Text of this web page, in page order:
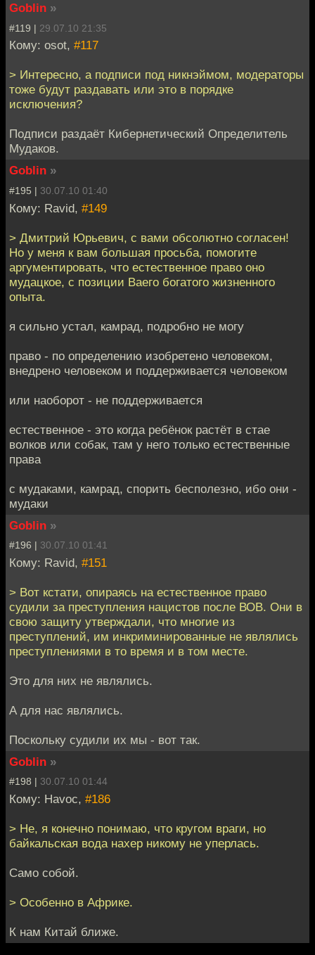
Goblin »
#119 | 29.07.10 21:35
Кому: osot, #117
> Интересно, а подписи под никнэймом, модераторы
тоже будут раздавать или это в порядке
исключения?
Подписи раздаёт Кибернетический Определитель
Мудаков.
Goblin »
#195 | 30.07.10 01:40
Кому: Ravid, #149
> Дмитрий Юрьевич, с вами обсолютно согласен!
Но у меня к вам большая просьба, помогите
аргументировать, что естественное право оно
мудацкое, с позиции Ваего богатого жизненного
опыта.
я сильно устал, камрад, подробно не могу
право - по определению изобретено человеком,
внедрено человеком и поддерживается человеком
или наоборот - не поддерживается
естественное - это когда ребёнок растёт в стае
волков или собак, там у него только естественные
права
с мудаками, камрад, спорить бесполезно, ибо они -
мудаки
Goblin »
#196 | 30.07.10 01:41
Кому: Ravid, #151
> Вот кстати, опираясь на естественное право
судили за преступления нацистов после ВОВ. Они в
свою защиту утверждали, что многие из
преступлений, им инкриминированные не являлись
преступлениями в то время и в том месте.
Это для них не являлись.
А для нас являлись.
Поскольку судили их мы - вот так.
Goblin »
#198 | 30.07.10 01:44
Кому: Havoc, #186
> Не, я конечно понимаю, что кругом враги, но
байкальская вода нахер никому не уперлась.
Само собой.
> Особенно в Африке.
К нам Китай ближе.